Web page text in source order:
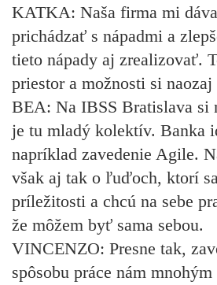
KATKA: Naša firma mi
prichádzať s nápadmi a
tieto nápady aj zrealizovať.
priestor a možnosti si naozaj
BEA: Na IBSS Bratislava si
je tu mladý kolektív. Banka
napríklad zavedenie Agile.
však aj tak o ľuďoch, ktorí
príležitosti a chcú na sebe
že môžem byť sama sebou.
VINCENZO: Presne tak,
spôsobu práce nám